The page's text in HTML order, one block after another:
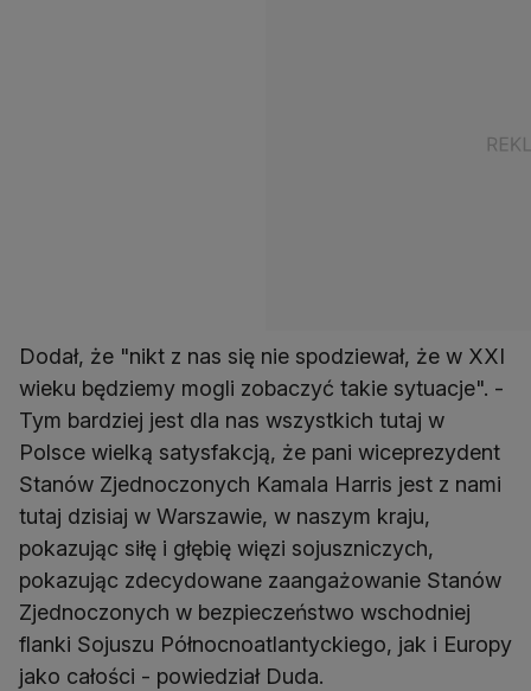
Dodał, że "nikt z nas się nie spodziewał, że w XXI
wieku będziemy mogli zobaczyć takie sytuacje". -
Tym bardziej jest dla nas wszystkich tutaj w
Polsce wielką satysfakcją, że pani wiceprezydent
Stanów Zjednoczonych Kamala Harris jest z nami
tutaj dzisiaj w Warszawie, w naszym kraju,
pokazując siłę i głębię więzi sojuszniczych,
pokazując zdecydowane zaangażowanie Stanów
Zjednoczonych w bezpieczeństwo wschodniej
flanki Sojuszu Północnoatlantyckiego, jak i Europy
jako całości - powiedział Duda.